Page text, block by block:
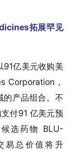
拓展罕见
91亿美元收购美
Corporation，
的产品组合。不
付91 亿美元预
选药物 BLU-
易总价值将升